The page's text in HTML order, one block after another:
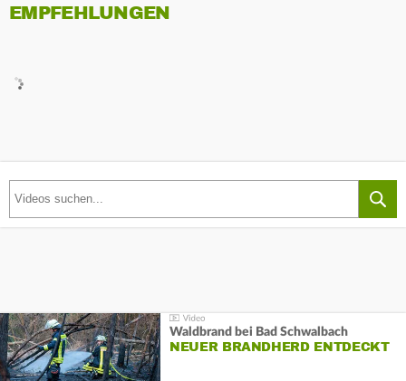
EMPFEHLUNGEN
Waldbrand bei Bad Schwalbach
NEUER BRANDHERD ENTDECKT